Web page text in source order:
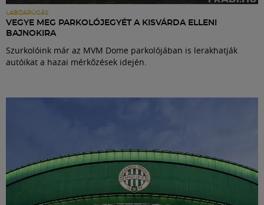
LABDARÚGÁS
VEGYE MEG PARKOLÓJEGYÉT A KISVÁRDA ELLENI
BAJNOKIRA
Szurkolóink már az MVM Dome parkolójában is lerakhatják
autóikat a hazai mérkőzések idején.